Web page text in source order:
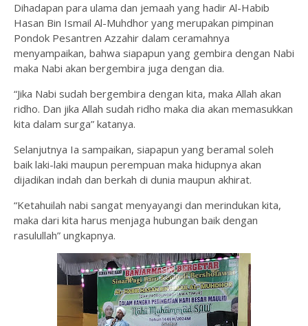
Dihadapan para ulama dan jemaah yang hadir Al-Habib
Hasan Bin Ismail Al-Muhdhor yang merupakan pimpinan
Pondok Pesantren Azzahir dalam ceramahnya
menyampaikan, bahwa siapapun yang gembira dengan Nabi
maka Nabi akan bergembira juga dengan dia.
“Jika Nabi sudah bergembira dengan kita, maka Allah akan
ridho. Dan jika Allah sudah ridho maka dia akan memasukkan
kita dalam surga” katanya.
Selanjutnya Ia sampaikan, siapapun yang beramal soleh
baik laki-laki maupun perempuan maka hidupnya akan
dijadikan indah dan berkah di dunia maupun akhirat.
“Ketahuilah nabi sangat menyayangi dan merindukan kita,
maka dari kita harus menjaga hubungan baik dengan
rasulullah” ungkapnya.